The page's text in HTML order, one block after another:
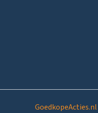
GoedkopeActies.nl